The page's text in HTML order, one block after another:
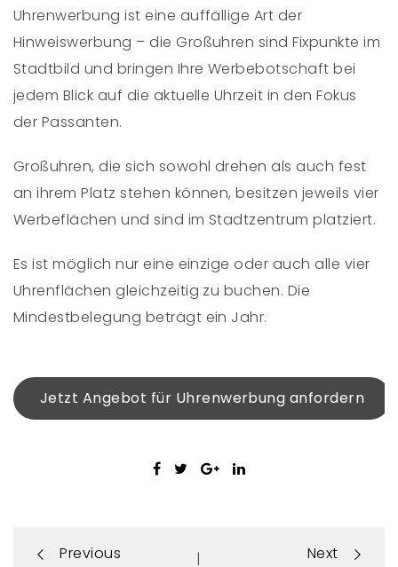
Uhrenwerbung ist eine auffällige Art der
Hinweiswerbung – die Großuhren sind Fixpunkte im
Stadtbild und bringen Ihre Werbebotschaft bei
jedem Blick auf die aktuelle Uhrzeit in den Fokus
der Passanten.
Großuhren, die sich sowohl drehen als auch fest
an ihrem Platz stehen können, besitzen jeweils vier
Werbeflächen und sind im Stadtzentrum platziert.
Es ist möglich nur eine einzige oder auch alle vier
Uhrenflächen gleichzeitig zu buchen. Die
Mindestbelegung beträgt ein Jahr.
Jetzt Angebot für Uhrenwerbung anfordern
Previous | Next